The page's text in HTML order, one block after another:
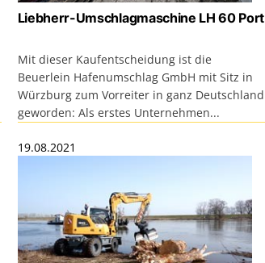
Liebherr-Umschlagmaschine LH 60 Port
Mit dieser Kaufentscheidung ist die
Beuerlein Hafenumschlag GmbH mit Sitz in
Würzburg zum Vorreiter in ganz Deutschland
geworden: Als erstes Unternehmen...
19.08.2021